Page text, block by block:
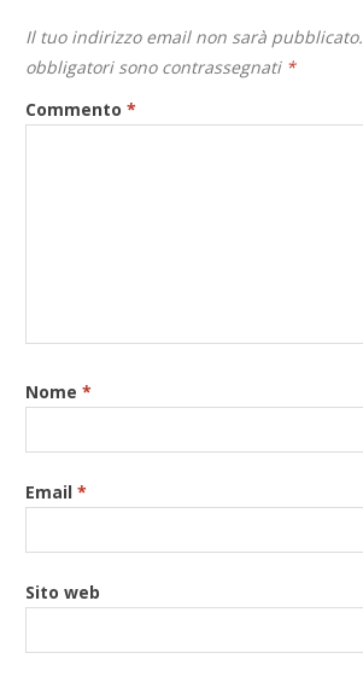
Il tuo indirizzo email non sarà pubblicato.
obbligatori sono contrassegnati *
Commento*
Nome*
Email*
Sito web